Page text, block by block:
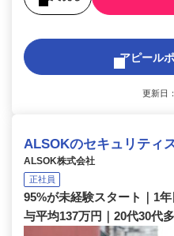
アピール
更新日
ALSOKのセキュリティ
ALSOK株式会社
正社員
95%が未経験スタート｜1
与平均137万円｜20代30代